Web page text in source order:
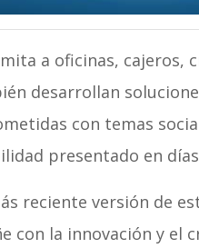
a oficinas, cajeros,
desarrollan
con temas
presentado en
reciente versión de
con la innovación y el